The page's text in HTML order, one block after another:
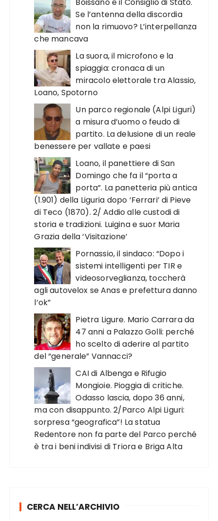
Se l’antenna della discordia
non la rimuovo? L’interpellanza
che mancava
La suora, il microfono e la
spiaggia: cronaca di un
miracolo elettorale tra Alassio,
Loano, Spotorno
Un parco regionale (Alpi Liguri)
a misura d’uomo o feudo di
partito. La delusione di un reale
benessere per vallate e paesi
Loano, il panettiere di San
Domingo che fa il “porta a
porta”. La panetteria più antica
(1.901) della Liguria dopo ‘Ferrari’ di Pieve
di Teco (1870). 2/ Addio alle custodi di
storia e tradizioni. Luigina e suor Maria
Grazia della ‘Visitazione’
Pornassio, il sindaco: “Dopo i
sistemi intelligenti per TIR e
videosorveglianza, toccherà
agli autovelox se Anas e prefettura danno
l’ok”
Pietra Ligure. Mario Carrara da
47 anni a Palazzo Golli: perché
ho scelto di aderire al partito
del “generale” Vannacci?
CAI di Albenga e Rifugio
Mongioie. Pioggia di critiche.
Odasso lascia, dopo 36 anni,
ma con disappunto. 2/Parco Alpi Liguri:
sorpresa “geografica”! La statua
Redentore non fa parte del Parco perché
è tra i beni indivisi di Triora e Briga Alta
CERCA NELL’ARCHIVIO